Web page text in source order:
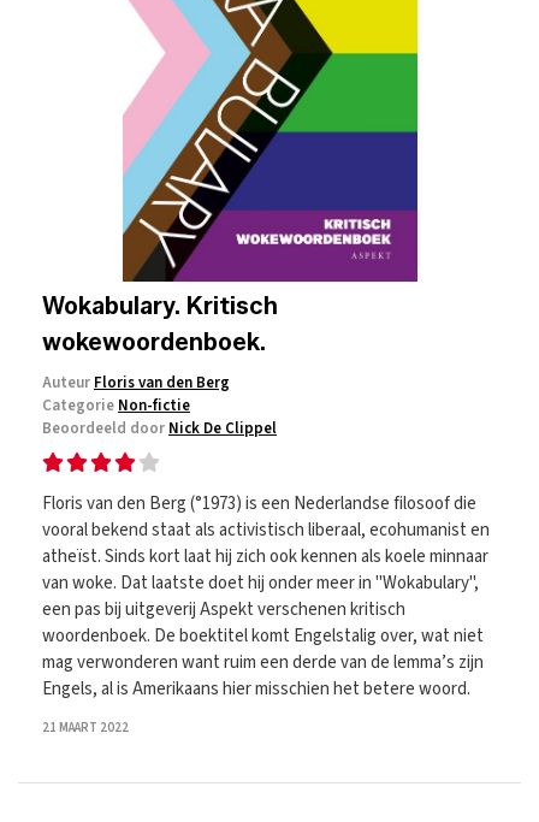
Wokabulary. Kritisch
wokewoordenboek.
Auteur Floris van den Berg
Categorie Non-fictie
Beoordeeld door Nick De Clippel
Floris van den Berg (°1973) is een Nederlandse filosoof die
vooral bekend staat als activistisch liberaal, ecohumanist en
atheïst. Sinds kort laat hij zich ook kennen als koele minnaar
van woke. Dat laatste doet hij onder meer in "Wokabulary",
een pas bij uitgeverij Aspekt verschenen kritisch
woordenboek. De boektitel komt Engelstalig over, wat niet
mag verwonderen want ruim een derde van de lemma’s zijn
Engels, al is Amerikaans hier misschien het betere woord.
21 MAART 2022